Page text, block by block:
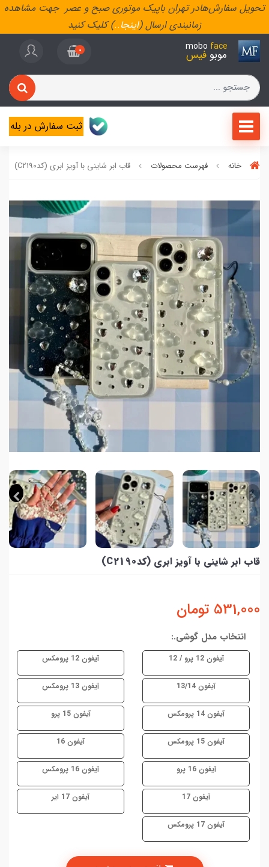
تحویل سفارش‌هادر تهران باپیک موتوری صبح و عصر جهت مشاهده
زمانبندی ارسال (اینجا..) کلیک کنید
mobo face
موبو فیس 0
ثبت سفارش در بله
خانه فهرست محصولات قاب ابر شاینی با آویز ابری (کدC2190)
قاب ابر شاینی با آویز ابری (کدC2190)
531,000 تومان
انتخاب مدل گوشی.:
آیفون 12 پرو / 12 آیفون 12 پرومکس
آیفون 13/14 آیفون 13 پرومکس
آیفون 14 پرومکس آیفون 15 پرو
آیفون 15 پرومکس آیفون 16
آیفون 16 پرو آیفون 16 پرومکس
آیفون 17 آیفون 17 ایر
آیفون 17 پرومکس